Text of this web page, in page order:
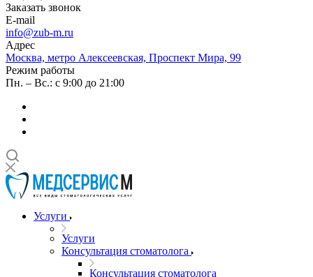
Заказать звонок
E-mail
info@zub-m.ru
Адрес
Москва, метро Алексеевская, Проспект Мира, 99
Режим работы
Пн. – Вс.: с 9:00 до 21:00
Услуги
Услуги
Консультация стоматолога
Консультация стоматолога